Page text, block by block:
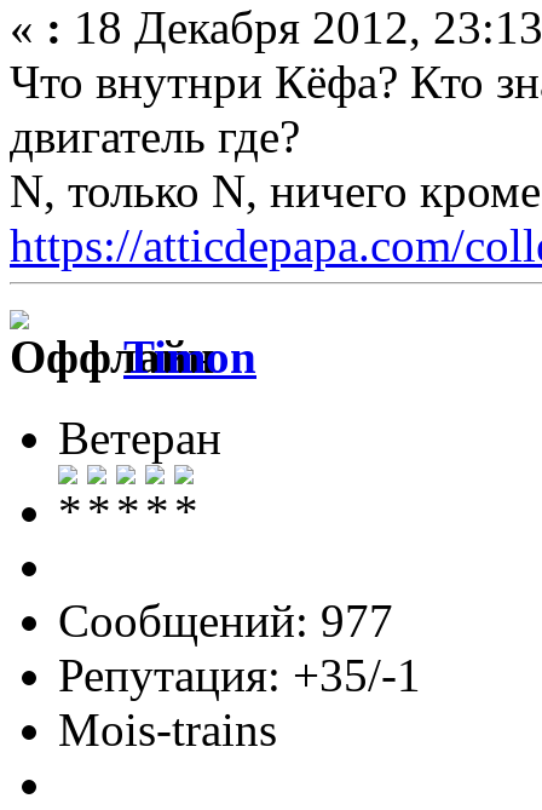
« : 18 Декабря 2012,
Что внутнри Кёфа? Кто
двигатель где?
N, только N, ничего
https://atticdepapa.com/
Timon
Ветеран
Сообщений: 977
Репутация: +35/-1
Mois-trains